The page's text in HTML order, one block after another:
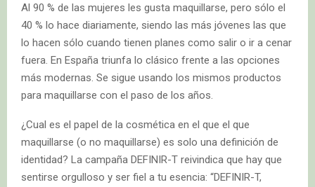
Al 90 % de las mujeres les gusta maquillarse, pero sólo el
40 % lo hace diariamente, siendo las más jóvenes las que
lo hacen sólo cuando tienen planes como salir o ir a cenar
fuera. En España triunfa lo clásico frente a las opciones
más modernas. Se sigue usando los mismos productos
para maquillarse con el paso de los años.
¿Cual es el papel de la cosmética en el que el que
maquillarse (o no maquillarse) es solo una definición de
identidad? La campaña DEFINIR-T reivindica que hay que
sentirse orgulloso y ser fiel a tu esencia: “DEFINIR-T,